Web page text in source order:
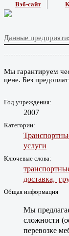
Вэб-сайт
Данные
Мы гарантируем
цене. Без
Год учреждения:
2007
Категории:
услуги
Ключевые слова:
доставка,
Общая информация
Мы
сложности
перевозке